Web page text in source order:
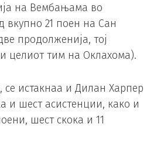
на Вембањама во
вкупно 21 поен на Сан
продолженија, тој
целиот тим на Оклахома).
истакнаа и Дилан Харпер
и шест асистенции, како и
шест скока и 11